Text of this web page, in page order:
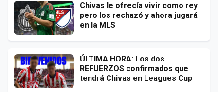
Chivas le ofrecía vivir como rey
pero los rechazó y ahora jugará
en la MLS
ÚLTIMA HORA: Los dos
REFUERZOS confirmados que
tendrá Chivas en Leagues Cup